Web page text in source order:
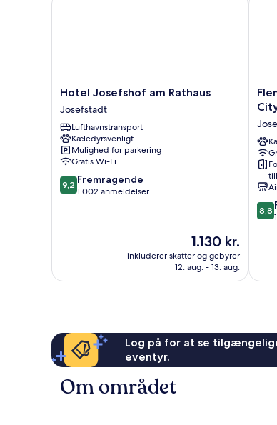
Hotel
Josefshof
am
Rathaus
Josefstadt
Hotel Josefshof am Rathaus
Josefstadt
Lufthavnstransport
Kæledyrsvenligt
Mulighed for parkering
Gratis Wi-Fi
9.2
ud
9,2 Fremragende
1.002 anmeldelser
Prisen
er
1.130 kr.
1.130 kr.
inkluderer skatter og gebyrer
12. aug. - 13. aug.
Hotel
City
8.8
ud
8,8
Log på for at se
eventyr.
Om området